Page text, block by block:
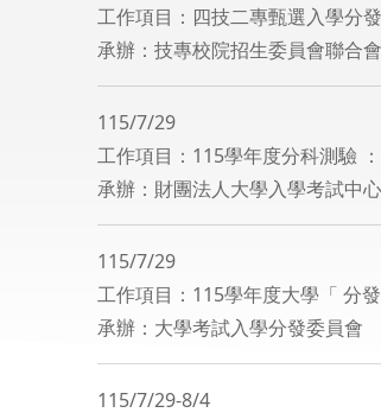
工作項目：四技二專甄選入學分
承辦：技專校院招生委員會聯合會
115/7/29
工作項目：115學年度分科測驗
承辦：財團法人大學入學考試中
115/7/29
工作項目：115學年度大學「 分
承辦：大學考試入學分發委員會
115/7/29-8/4